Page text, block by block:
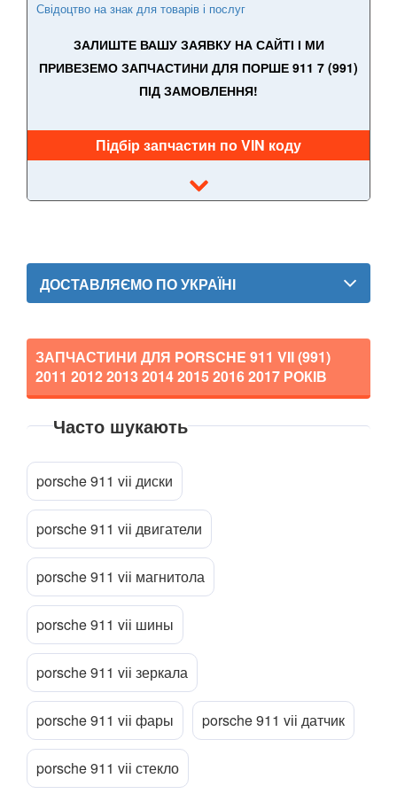
PORSCHE keyboard_arrow_down
911 V (996 Turbo)
911 VI (997 GT3)
911 VII (991 GT3)
Boxster I (986)
Boxster II (987)
Boxster III (981)
Boxster IV 718 (982)
Cayenne I 9PA (955)
Cayenne II 92A (958)
Cayenne III (PO536)
Cayman I (987)
Cayman II (981)
718 Cayman (982)
Macan
Свідоцтво на знак для товарів і послуг
ЗАЛИШТЕ ВАШУ ЗАЯВКУ НА САЙТІ І МИ
ПРИВЕЗЕМО ЗАПЧАСТИНИ ДЛЯ ПОРШЕ 911 7 (991)
ПІД ЗАМОВЛЕННЯ!
Підбір запчастин по VIN коду
attach_fileПрикріпити файл
ДОСТАВЛЯЄМО ПО УКРАЇНІ
ЗАПЧАСТИНИ ДЛЯ PORSCHE 911 VII (991)
2011 2012 2013 2014 2015 2016 2017 РОКІВ
Часто шукають
porsche 911 vіі диски
porsche 911 vіі двигатели
porsche 911 vіі магнитола
porsche 911 vіі шины
porsche 911 vіі зеркала
porsche 911 vіі фары porsche 911 vіі датчик
porsche 911 vіі стекло